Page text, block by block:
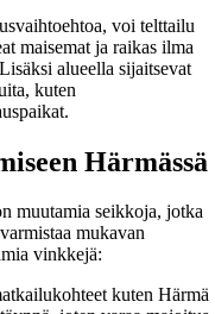
voi telttailu
maisemat ja raikas ilma
alueella sijaitsevat
kuten
Härmässä
muutamia seikkoja, jotka
mukavan
vinkkejä:
kuten Härmä